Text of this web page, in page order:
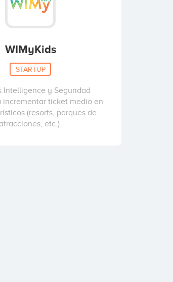
WIMyKids
STARTUP
Intelligence y Seguridad
incrementar ticket medio en
(resorts, parques de
atracciones, etc.).